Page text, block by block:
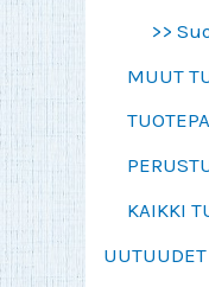
>>
MUUT
KAIKKI
UUTUUDET